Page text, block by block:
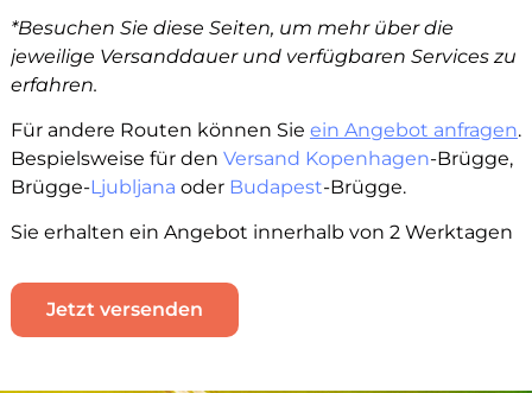
*Besuchen Sie diese Seiten, um mehr über die
jeweilige Versanddauer und verfügbaren Services zu
erfahren.
Für andere Routen können Sie ein Angebot anfragen.
Bespielsweise für den Versand Kopenhagen-Brügge,
Brügge-Ljubljana oder Budapest-Brügge.
Sie erhalten ein Angebot innerhalb von 2 Werktagen
Jetzt versenden